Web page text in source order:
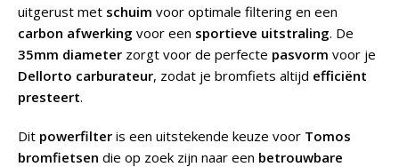
uitgerust met schuim voor optimale filtering en een
carbon afwerking voor een sportieve uitstraling. De
35mm diameter zorgt voor de perfecte pasvorm voor je
Dellorto carburateur, zodat je bromfiets altijd efficiënt
presteert.
Dit powerfilter is een uitstekende keuze voor Tomos
bromfietsen die op zoek zijn naar een betrouwbare